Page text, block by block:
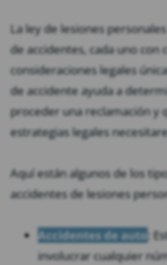
La ley de lesiones
de accidentes, cada uno con
consideraciones legales
de accidente ayuda a
proceder una reclamación y
estrategias legales
Aquí están algunos de los
accidentes de lesiones
Accidentes de auto :
involucrar cualquier